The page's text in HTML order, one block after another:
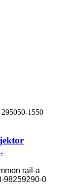
rail-a
98259290-0